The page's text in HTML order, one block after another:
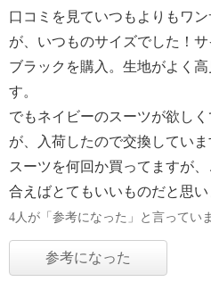
口コミを見ていつもよりもワ
が、いつものサイズでした！サ
ブラックを購入。生地がよく
す。
でもネイビーのスーツが欲し
が、入荷したので交換していま
スーツを何回か買ってますが
合えばとてもいいものだと思い
4人が「参考になった」と言ってい
参考になった